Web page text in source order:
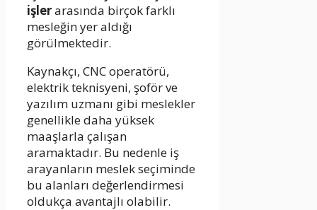
işlerarasında birçok farklı
mesleğin yer aldığı
görülmektedir.
Kaynakçı, CNC operatörü,
elektrik teknisyeni, şoför ve
yazılım uzmanı gibi meslekler
genellikle daha yüksek
maaşlarla çalışan
aramaktadır. Bu nedenle iş
arayanların meslek seçiminde
bu alanları değerlendirmesi
oldukça avantajlı olabilir.